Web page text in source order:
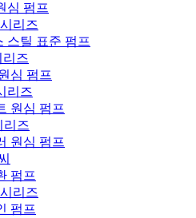
심 펌프
리즈
스틸 표준 펌프
리즈
심 펌프
리즈
원심 펌프
리즈
원심 펌프
펌프
리즈
펌프